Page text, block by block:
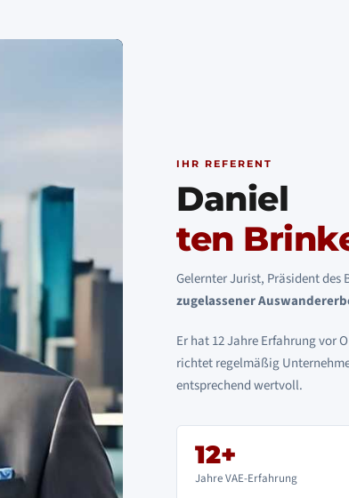
IHR REFERENT
Daniel
ten
Gelernter Jurist, Präsident des
zugelassener
Er hat 12 Jahre Erfahrung vor
richtet regelmäßig
entsprechend wertvoll.
12+
Jahre VAE-Erfahrung